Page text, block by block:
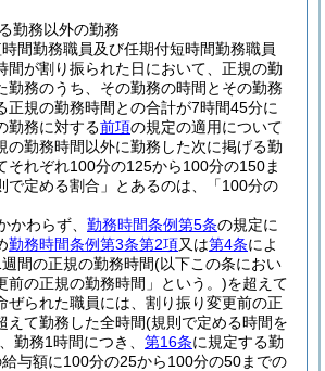
勤務以外の勤務
間勤務職員及び任期付短時間勤務職員
間が割り振られた日において、正規の勤
勤務のうち、その勤務の時間とその勤務
正規の勤務時間との合計が7時間45分に
勤務に対する前項の規定の適用について
の勤務時間以外に勤務した次に掲げる勤
それぞれ100分の125から100分の150ま
で定める割合」とあるのは、「100分の
かわらず、 勤務時間条例第5条の規定に
勤務時間条例第3条第2項又は第4条によ
間の正規の勤務時間(以下この条におい
前の正規の勤務時間」という。)を超えて
ぜられた職員には、割り振り変更前の正
えて勤務した全時間(規則で定める時間を
勤務1時間につき、 第16条に規定する勤
与額に100分の25から100分の50までの